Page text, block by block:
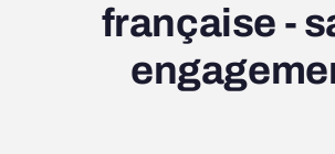
française -